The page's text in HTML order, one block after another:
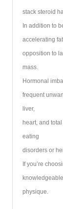
stack steroid
In addition to
accelerating
opposition to
mass.
Hormonal
frequent
liver,
heart, and
eating
disorders or
If you’re
physique.